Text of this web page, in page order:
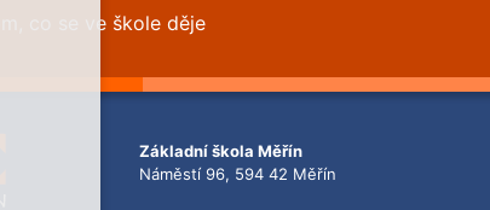
co se ve škole děje
Základní škola Měřín
Náměstí 96, 594 42 Měřín